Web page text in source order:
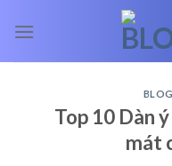
Top 10 Dàn
mát